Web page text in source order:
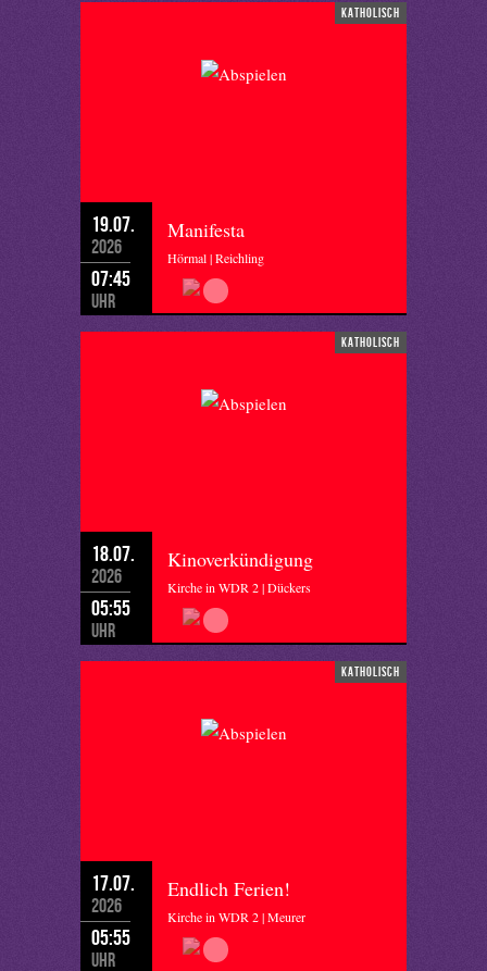
katholisch
19.07.
2026
07:45
Uhr
Manifesta
Hörmal | Reichling
katholisch
18.07.
2026
05:55
Uhr
Kinoverkündigung
Kirche in WDR 2 | Dückers
katholisch
17.07.
2026
05:55
Uhr
Endlich Ferien!
Kirche in WDR 2 | Meurer